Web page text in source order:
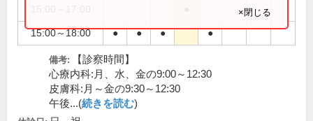
15:00～18:00 ● ● ● ●
×閉じる
備考:
【診察時間】
心療内科:月、水、金の9:00～12:30
皮膚科:月～金の9:30～12:30
午後...(続きを読む)